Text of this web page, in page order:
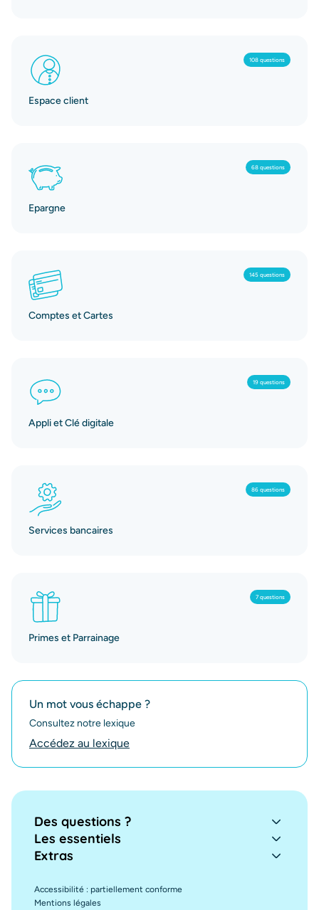
108 questions
Espace client
68 questions
Epargne
145 questions
Comptes et Cartes
19 questions
Appli et Clé digitale
86 questions
Services bancaires
7 questions
Primes et Parrainage
Un mot vous échappe ?
Consultez notre lexique
Accédez au lexique
Des questions ?
Les essentiels
Extras
Accessibilité : partiellement conforme
Mentions légales